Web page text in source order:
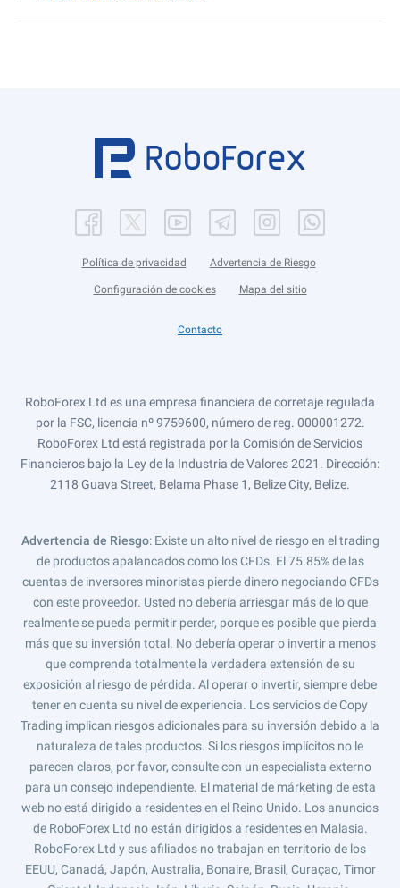
Política de privacidad Advertencia de Riesgo
Configuración de cookies Mapa del sitio
Contacto
RoboForex Ltd es una empresa financiera de corretaje regulada
por la FSC, licencia nº 9759600, número de reg. 000001272.
RoboForex Ltd está registrada por la Comisión de Servicios
Financieros bajo la Ley de la Industria de Valores 2021. Dirección:
2118 Guava Street, Belama Phase 1, Belize City, Belize.
Advertencia de Riesgo: Existe un alto nivel de riesgo en el trading
de productos apalancados como los CFDs. El 75.85% de las
cuentas de inversores minoristas pierde dinero negociando CFDs
con este proveedor. Usted no debería arriesgar más de lo que
realmente se pueda permitir perder, porque es posible que pierda
más que su inversión total. No debería operar o invertir a menos
que comprenda totalmente la verdadera extensión de su
exposición al riesgo de pérdida. Al operar o invertir, siempre debe
tener en cuenta su nivel de experiencia. Los servicios de Copy
Trading implican riesgos adicionales para su inversión debido a la
naturaleza de tales productos. Si los riesgos implícitos no le
parecen claros, por favor, consulte con un especialista externo
para un consejo independiente. El material de márketing de esta
web no está dirigido a residentes en el Reino Unido. Los anuncios
de RoboForex Ltd no están dirigidos a residentes en Malasia.
RoboForex Ltd y sus afiliados no trabajan en territorio de los
EEUU, Canadá, Japón, Australia, Bonaire, Brasil, Curaçao, Timor